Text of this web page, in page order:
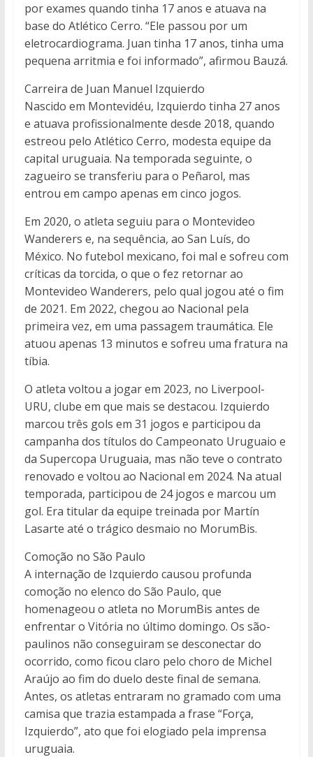
por exames quando tinha 17 anos e atuava na
base do Atlético Cerro. “Ele passou por um
eletrocardiograma. Juan tinha 17 anos, tinha uma
pequena arritmia e foi informado”, afirmou Bauzá.
Carreira de Juan Manuel Izquierdo
Nascido em Montevidéu, Izquierdo tinha 27 anos
e atuava profissionalmente desde 2018, quando
estreou pelo Atlético Cerro, modesta equipe da
capital uruguaia. Na temporada seguinte, o
zagueiro se transferiu para o Peñarol, mas
entrou em campo apenas em cinco jogos.
Em 2020, o atleta seguiu para o Montevideo
Wanderers e, na sequência, ao San Luís, do
México. No futebol mexicano, foi mal e sofreu com
críticas da torcida, o que o fez retornar ao
Montevideo Wanderers, pelo qual jogou até o fim
de 2021. Em 2022, chegou ao Nacional pela
primeira vez, em uma passagem traumática. Ele
atuou apenas 13 minutos e sofreu uma fratura na
tíbia.
O atleta voltou a jogar em 2023, no Liverpool-
URU, clube em que mais se destacou. Izquierdo
marcou três gols em 31 jogos e participou da
campanha dos títulos do Campeonato Uruguaio e
da Supercopa Uruguaia, mas não teve o contrato
renovado e voltou ao Nacional em 2024. Na atual
temporada, participou de 24 jogos e marcou um
gol. Era titular da equipe treinada por Martín
Lasarte até o trágico desmaio no MorumBis.
Comoção no São Paulo
A internação de Izquierdo causou profunda
comoção no elenco do São Paulo, que
homenageou o atleta no MorumBis antes de
enfrentar o Vitória no último domingo. Os são-
paulinos não conseguiram se desconectar do
ocorrido, como ficou claro pelo choro de Michel
Araújo ao fim do duelo deste final de semana.
Antes, os atletas entraram no gramado com uma
camisa que trazia estampada a frase “Força,
Izquierdo”, ato que foi elogiado pela imprensa
uruguaia.